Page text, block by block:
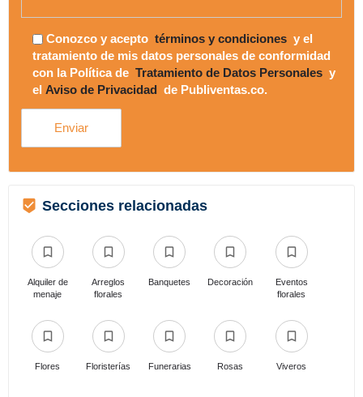
Conozco y acepto términos y condiciones y el
tratamiento de mis datos personales de conformidad
con la Política de Tratamiento de Datos Personales y
el Aviso de Privacidad de Publiventas.co.
Secciones relacionadas
Alquiler de
menaje
Arreglos
florales
Banquetes Decoración
Eventos
florales
Flores Floristerías Funerarias Rosas Viveros